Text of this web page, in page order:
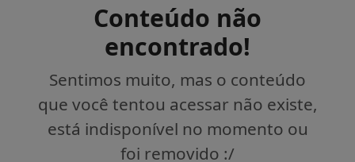
Conteúdo não
encontrado!
Sentimos muito, mas o conteúdo
que você tentou acessar não existe,
está indisponível no momento ou
foi removido :/